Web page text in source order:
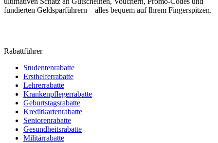
fundierten Geldsparführern – alles bequem auf Ihrem Fingerspitzen.
Rabattführer
Studentenrabatte
Ersthelferrabatte
Lehrerrabatte
Krankenpflegerrabatte
Geburtstagsrabatte
Kreditkartenrabatte
Seniorenrabatte
Gesundheitsrabatte
Militärrabatte